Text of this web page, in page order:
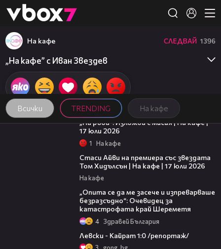
👾
Всички TRENDING На кафе
На кафе СЛЕДВАЙ 1396
„На кафе” с Иван Звездев
09:09
„На ръба“: Изложба с мисия | На кафе |
17 юли 2026
1 На кафе
Стаси Айви на премиера със звездата
Том Хидълсън | На кафе | 17 юли 2026
На кафе
„Опита се да ме засече и изпреварваше
безразсъдно“: Очевидец за
катастрофата край Шереметя
4 Здравей България
Левски - Кайрат 1:0 /репортаж/